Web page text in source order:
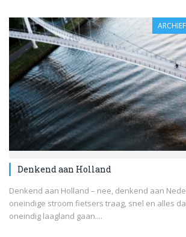
Denkend aan Holland
Denkend aan Holland – nee, denkend aan
oneindige stroom fietsers traag, snel en alles
oneindig laagland gaan....